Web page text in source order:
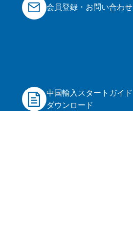
会員登録・お問い合わせ
中国輸入スタートガイド
ダウンロード